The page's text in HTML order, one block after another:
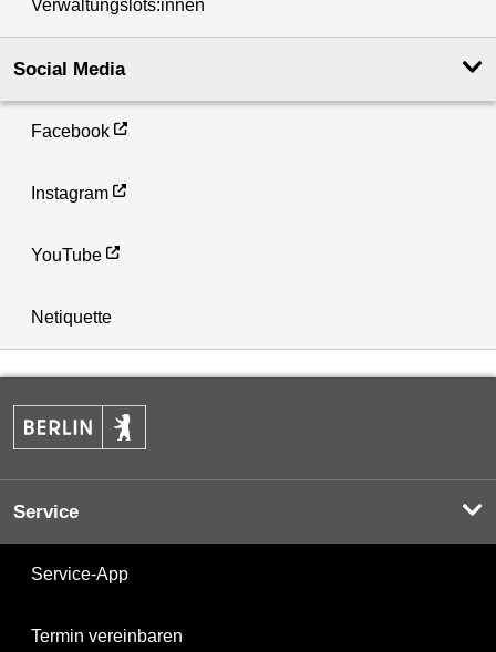
Verwaltungslots:innen
Social Media
Facebook
Instagram
YouTube
Netiquette
Service
Service-App
Termin vereinbaren